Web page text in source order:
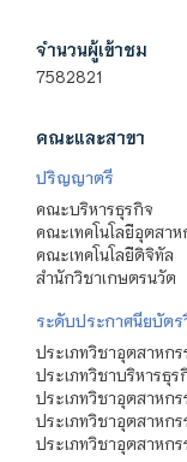
จำนวนผู้เข้าชม
7582821
คณะและสาขา
ปริญญาตรี
คณะบริหารธุรกิจ
คณะเทคโนโลยีอุตสาห
คณะเทคโนโลยีดิจิทัล
สำนักวิชาเกษตรนวัต
ระดับประกาศนียบัตร
ประเภทวิชาอุตสาหกร
ประเภทวิชาบริหารธุร
ประเภทวิชาอุตสาหกร
ประเภทวิชาอุตสาหกร
ประเภทวิชาอุตสาหกร